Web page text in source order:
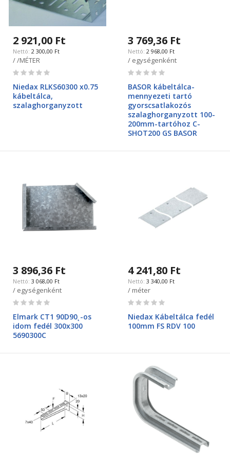
2 921,00 Ft
2 300,00 Ft
/ /MÉTER
Rating:
Niedax RLKS60300 x0.75
kábeltálca,
szalaghorganyzott
3 769,36 Ft
2 968,00 Ft
/ egységenként
Rating:
BASOR kábeltálca-
mennyezeti tartó
gyorscsatlakozós
szalaghorganyzott 100-
200mm-tartóhoz C-
SHOT200 GS BASOR
3 896,36 Ft
3 068,00 Ft
/ egységenként
Rating:
Elmark CT1 90D90˛-os
idom fedél 300x300
5690300C
4 241,80 Ft
3 340,00 Ft
/ méter
Rating:
Niedax Kábeltálca fedél
100mm FS RDV 100